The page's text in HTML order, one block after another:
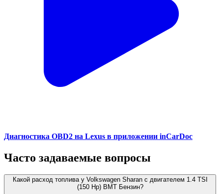
Диагностика OBD2 на Lexus в приложении inCarDoc
Часто задаваемые вопросы
Какой расход топлива у Volkswagen Sharan с двигателем 1.4 TSI
(150 Hp) BMT Бензин?